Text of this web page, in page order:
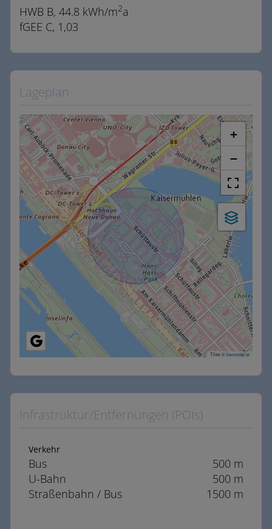
HWB B, 44.8 kWh/m2a
fGEE C, 1,03
Lageplan
+
−
Tiles ©basemap.at
Infrastruktur/Entfernungen (POIs)
Verkehr
Bus
500 m
U-Bahn
500 m
Straßenbahn / Bus
1500 m